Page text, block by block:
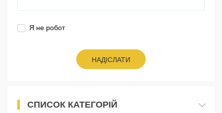
Я не робот
НАДІСЛАТИ
СПИСОК КАТЕГОРІЙ